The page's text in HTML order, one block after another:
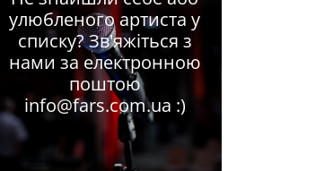
улюбленого артиста у
списку? Зв'яжіться з
нами за електронною
поштою
info@fars.com.ua :)